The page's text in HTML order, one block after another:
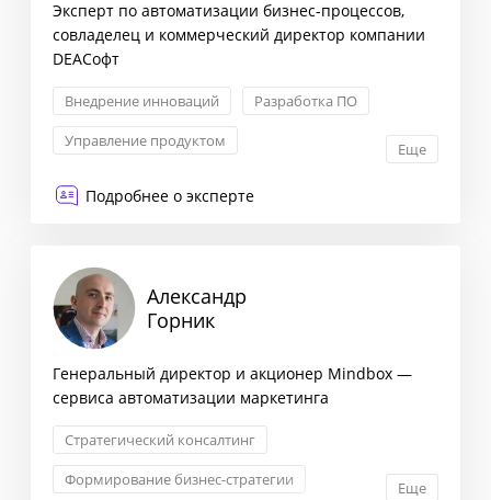
Эксперт по автоматизации бизнес-процессов,
совладелец и коммерческий директор компании
DEAСофт
Внедрение инноваций
Разработка ПО
Управление продуктом
Еще
Подробнее о эксперте
Александр
Горник
Генеральный директор и акционер Mindbox —
сервиса автоматизации маркетинга
Стратегический консалтинг
Формирование бизнес-стратегии
Еще